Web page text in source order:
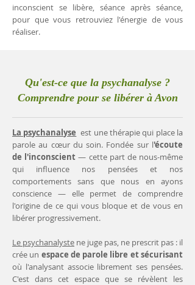
inconscient se libère, séance après séance,
pour que vous retrouviez l'énergie de vous
réaliser.
Qu'est-ce que la psychanalyse ?
Comprendre pour se libérer à Avon
La psychanalyse est une thérapie qui place la
parole au cœur du soin. Fondée sur l'écoute
de l'inconscient— cette part de nous-même
qui influence nos pensées et nos
comportements sans que nous en ayons
conscience — elle permet de comprendre
l'origine de ce qui vous bloque et de vous en
libérer progressivement.
Le psychanalyste ne juge pas, ne prescrit pas : il
crée un espace de parole libre et sécurisant
où l'analysant associe librement ses pensées.
C'est dans cet espace que se révèlent les